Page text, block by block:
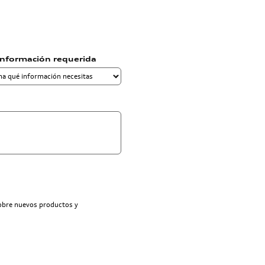
requerida
nuevos productos y